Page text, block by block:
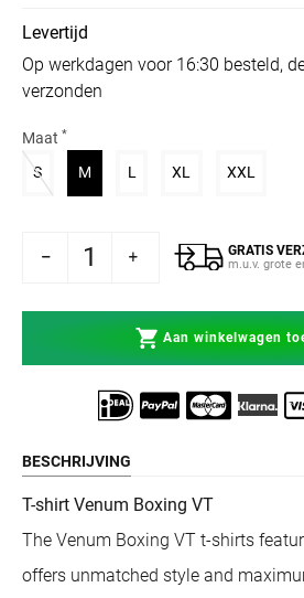
Levertijd
Op werkdagen voor 16:30 besteld,
verzonden
Maat *
SVariant uitverkocht of niet beschikbaar
MVariant uitverkocht of niet
L Variant uitverkocht of
XL Variant
XXL
T-shirt Boxing VT Zwart/Wit
voor Venum T-shirt Boxing VT
GRATIS
m.u.v. grote
Aan winkelwagen
BESCHRIJVING
T-shirt Venum Boxing VT
The Venum Boxing VT t-shirts
offers unmatched style and